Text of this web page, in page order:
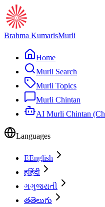
Brahma KumarisMurli
Home
Murli Search
Murli Topics
Murli Chintan
AI Murli Chintan
Languages
EEnglish
हहिंदी
ગગુજરાતી
తతెలుగు